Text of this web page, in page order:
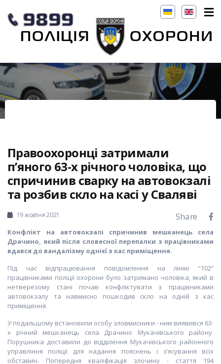
Правоохоронці затримали
п’яного 63-х річного чоловіка, що
спричинив сварку на автовокзалі
та розбив скло на касі у Сваляві
19 жовтня 2021 Share
Конфлікт на автовокзалі спричинив мешканець села
Драчино, який після словесної перепалки з працівниками
вдався до вандалізму однієї з кас приміщення.
Під час відпрацювання повідомлення на лінію “102”
працівниками поліції охорони було затримано чоловіка, який в
нетверезому стані почав конфліктувати з працівниками
автовокзалу та навмисно пошкодив скло на одній з кас
приміщення.
У подальшому встановили особу зловмисники - ним виявився 63-
х річний мешканець села Драчино Мукачівського району.
Порушника доставили до відділення Мукачівського районного
управління поліції для надання пояснень і з’ясування всіх
обставин. Попередня кваліфікація злочину - стаття 194